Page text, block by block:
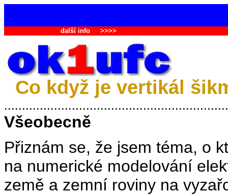
další info >>>>
Co když je vertikál
Všeobecně
Přiznám se, že jsem téma, o
na numerické modelování
země a zemní roviny na